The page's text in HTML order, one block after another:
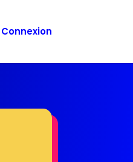
Connexion